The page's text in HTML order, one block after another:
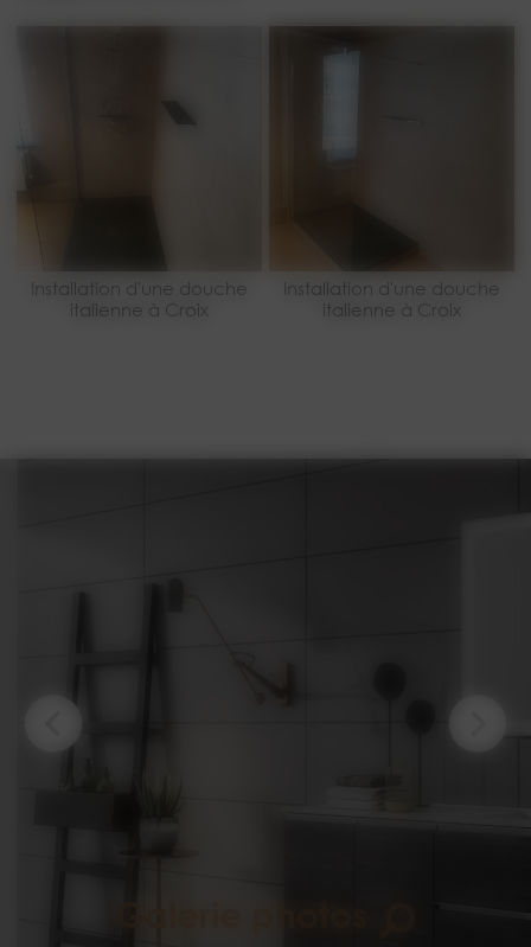
Installation d'une douche
italienne à Croix
Installation d'une douche
italienne à Croix